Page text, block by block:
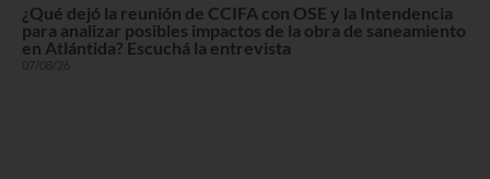
¿Qué dejó la reunión de CCIFA con OSE y la Intendencia
para analizar posibles impactos de la obra de saneamiento
en Atlántida? Escuchá la entrevista
07/08/26